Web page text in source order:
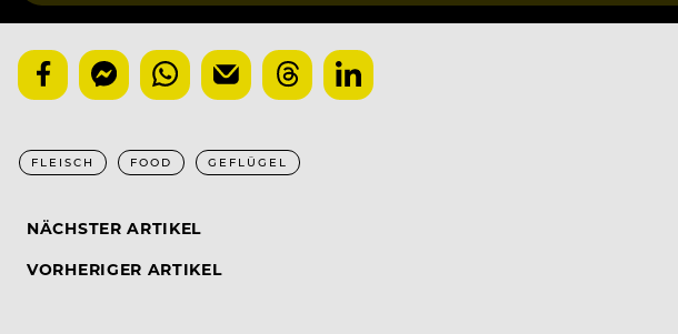
FLEISCH FOOD GEFLÜGEL
NÄCHSTER ARTIKEL
VORHERIGER ARTIKEL